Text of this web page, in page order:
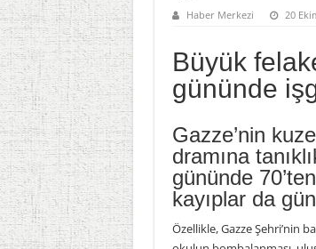
Haber Merkezi 20
Büyük
gününde
Gazze’nin
dramına
gününde
kayıplar da
Özellikle, Gazze Şehri’nin